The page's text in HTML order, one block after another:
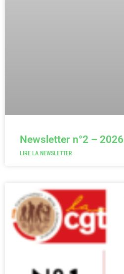
Newsletter n°2 – 2026
LIRE LA NEWSLETTER